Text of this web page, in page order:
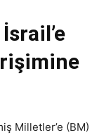
Milletler’e (BM)